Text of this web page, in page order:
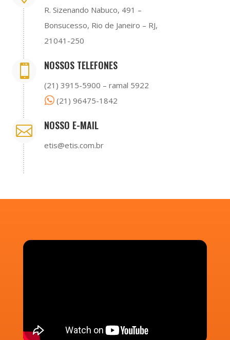
R. Sizenando Nabuco, 491 –
Bonsucesso, Rio de Janeiro – RJ,
21041-250
 NOSSOS TELEFONES
(21) 3915-5900 – ramal 5922
(21) 96475-1842
 NOSSO E-MAIL
etis@etis.com.br